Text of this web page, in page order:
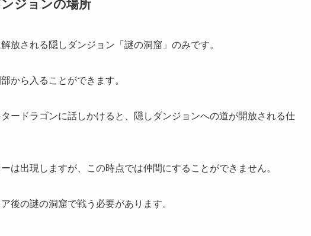
ジョンの場所
放される隠しダンジョン「謎の洞窟」のみです。
から入ることができます。
ードラゴンに話しかけると、隠しダンジョンへの道が開放される仕
は出現しますが、この時点では仲間にすることができません。
後の謎の洞窟で戦う必要があります。